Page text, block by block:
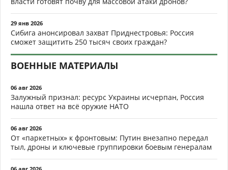
29 янв 2026
Сибига анонсировал захват Приднестровья: Россия
сможет защитить 250 тысяч своих граждан?
ВОЕННЫЕ МАТЕРИАЛЫ
06 авг 2026
Залужный признал: ресурс Украины исчерпан, Россия
нашла ответ на всё оружие НАТО
06 авг 2026
От «паркетных» к фронтовым: Путин внезапно передал
тыл, дроны и ключевые группировки боевым генералам